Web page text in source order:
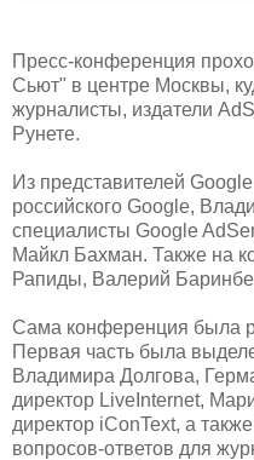
Пресс-конференция
Сьют" в центре Москвы,
журналисты, издатели
Рунете.
Из представителей
российского Google,
специалисты Google
Майкл Бахман. Также на
Рапиды, Валерий
Сама конференция была
Первая часть была
Владимира Долгова,
директор LiveInternet,
директор iConText, а
вопросов-ответов для